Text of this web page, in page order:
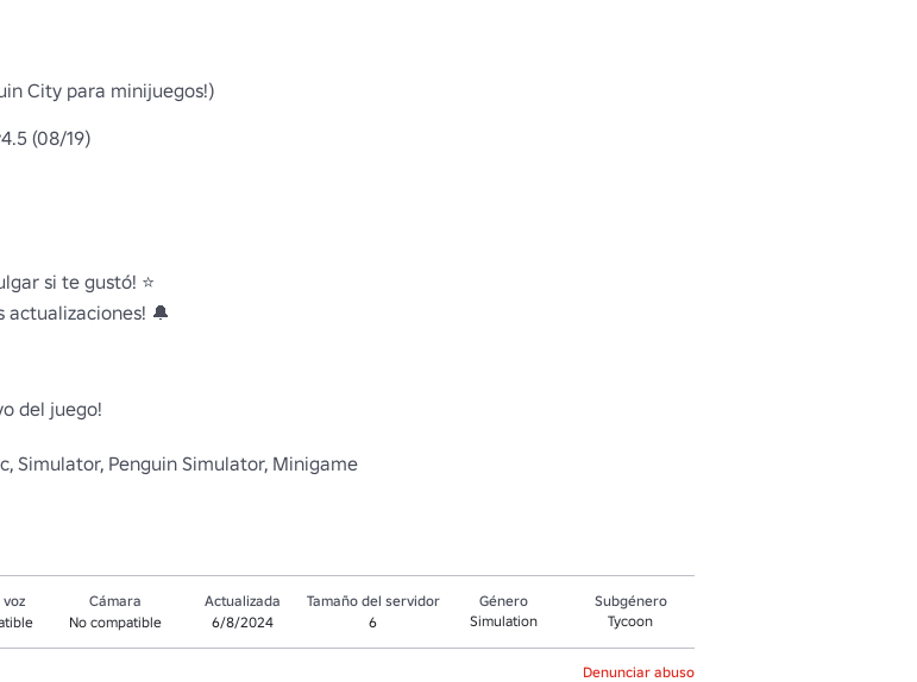
City para minijuegos!)
(08/19)
si te gustó! ⭐
actualizaciones! 🔔
Simulator, Penguin Simulator, Minigame
Cámara
No compatible
Actualizada
6/8/2024
Tamaño del servidor
6
Género
Simulation
Subgénero
Tycoon
Denunciar abuso